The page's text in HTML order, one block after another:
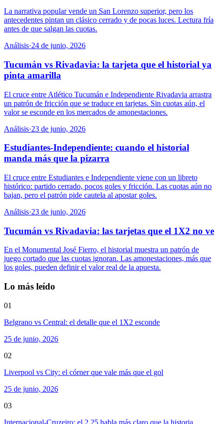
La narrativa popular vende un San Lorenzo superior, pero los
antecedentes pintan un clásico cerrado y de pocas luces. Lectura fría
antes de que salgan las cuotas.
Análisis·24 de junio, 2026
Tucumán vs Rivadavia: la tarjeta que el historial ya
pinta amarilla
El cruce entre Atlético Tucumán e Independiente Rivadavia arrastra
un patrón de fricción que se traduce en tarjetas. Sin cuotas aún, el
valor se esconde en los mercados de amonestaciones.
Análisis·23 de junio, 2026
Estudiantes-Independiente: cuando el historial
manda más que la pizarra
El cruce entre Estudiantes e Independiente viene con un libreto
histórico: partido cerrado, pocos goles y fricción. Las cuotas aún no
bajan, pero el patrón pide cautela al apostar goles.
Análisis·23 de junio, 2026
Tucumán vs Rivadavia: las tarjetas que el 1X2 no ve
En el Monumental José Fierro, el historial muestra un patrón de
juego cortado que las cuotas ignoran. Las amonestaciones, más que
los goles, pueden definir el valor real de la apuesta.
Lo más leído
01
Belgrano vs Central: el detalle que el 1X2 esconde
25 de junio, 2026
02
Liverpool vs City: el córner que vale más que el gol
25 de junio, 2026
03
Internacional-Cruzeiro: el 2.25 habla más claro que la historia